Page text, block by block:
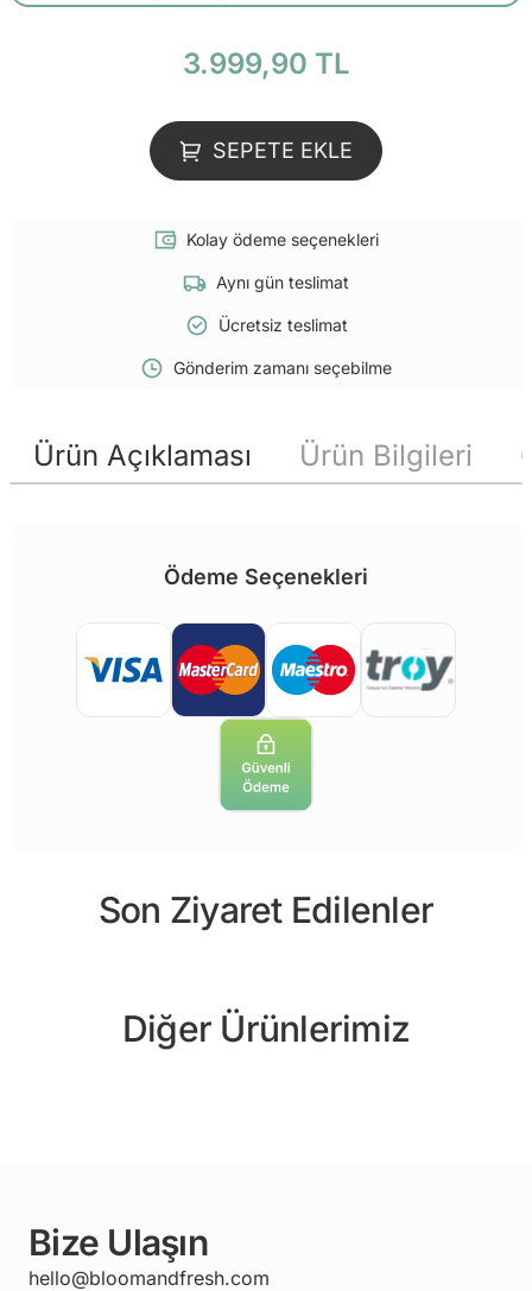
3.999,90 TL
SEPETE EKLE
Kolay ödeme seçenekleri
Aynı gün teslimat
Ücretsiz teslimat
Gönderim zamanı seçebilme
Ürün Açıklaması Ürün Bilgileri
Ödeme Seçenekleri
Son Ziyaret Edilenler
Diğer Ürünlerimiz
Bize Ulaşın
hello@bloomandfresh.com